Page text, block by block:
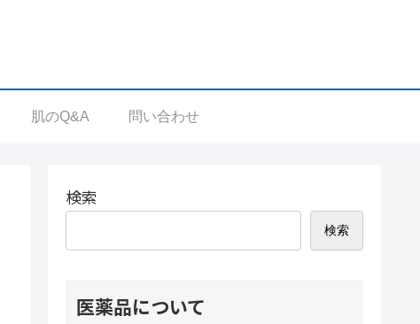
肌のQ&A 問い合わせ
検索
検索
医薬品について